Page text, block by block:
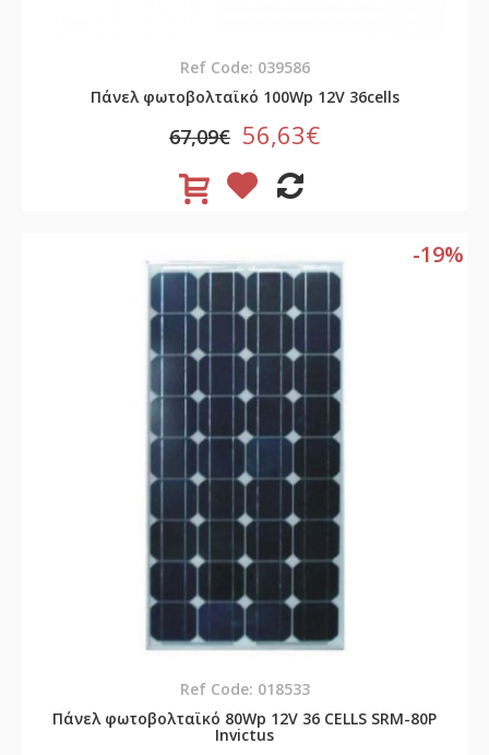
Ref Code: 039586
Πάνελ φωτοβολταϊκό 100Wp 12V 36cells
67,09€ 56,63€
-19%
Ref Code: 018533
Πάνελ φωτοβολταϊκό 80Wp 12V 36 CELLS SRM-80P
Invictus